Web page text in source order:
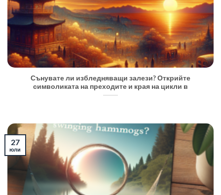
Сънувате ли избледняващи залези? Открийте
символиката на преходите и края на цикли в
27
юли